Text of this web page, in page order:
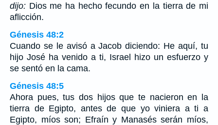
dijo: Dios me ha hecho fecundo en la tierra de mi
aflicción.
Génesis 48:2
Cuando se le avisó a Jacob diciendo: He aquí, tu
hijo José ha venido a ti, Israel hizo un esfuerzo y
se sentó en la cama.
Génesis 48:5
Ahora pues, tus dos hijos que te nacieron en la
tierra de Egipto, antes de que yo viniera a ti a
Egipto, míos son; Efraín y Manasés serán míos,